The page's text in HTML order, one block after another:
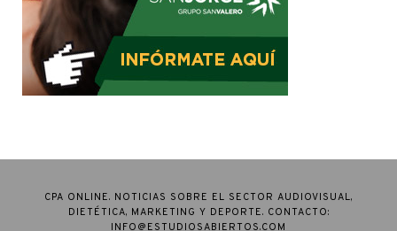
CPA ONLINE. NOTICIAS SOBRE EL SECTOR AUDIOVISUAL,
DIETÉTICA, MARKETING Y DEPORTE. CONTACTO:
INFO@ESTUDIOSABIERTOS.COM